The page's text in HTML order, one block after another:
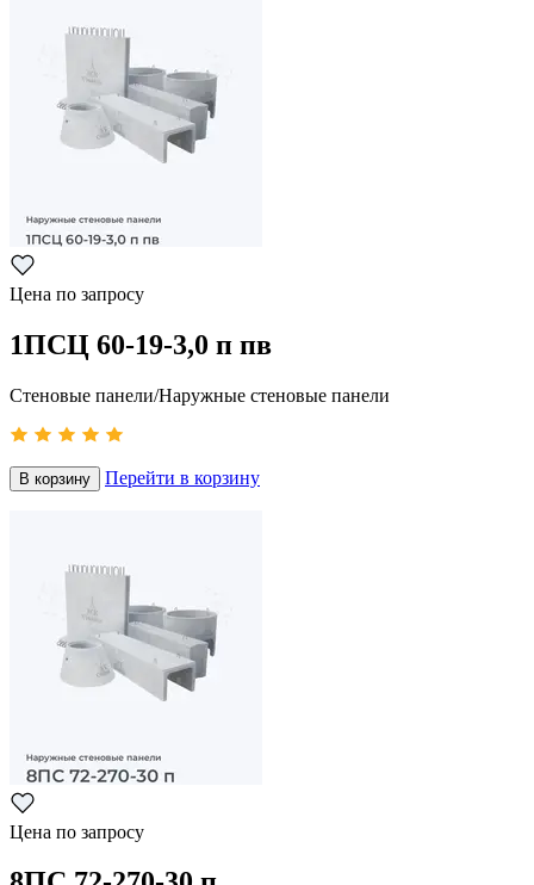
Цена по запросу
1ПСЦ 60-19-3,0 п пв
Стеновые панели/Наружные стеновые панели
В корзину Перейти в корзину
Цена по запросу